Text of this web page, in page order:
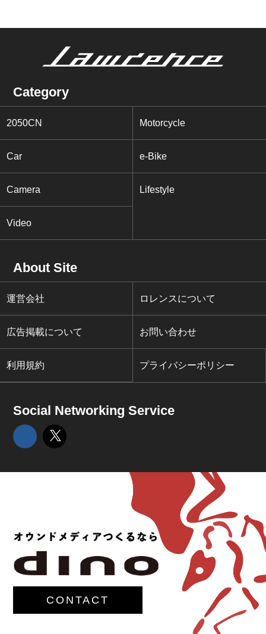
Category
2050CN Motorcycle
Car e-Bike
Camera Lifestyle
Video
About Site
運営会社 ロレンスについて
広告掲載について お問い合わせ
利用規約 プライバシーポリシー
Social Networking Service
CONTACT